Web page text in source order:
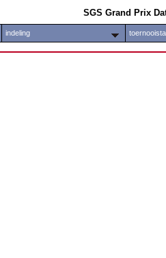
SGS Grand Prix
indeling